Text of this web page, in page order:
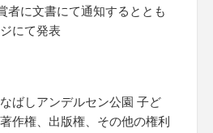
者に文書にて通知するととも
にて発表
ばしアンデルセン公園 子ど
作権、出版権、その他の権利